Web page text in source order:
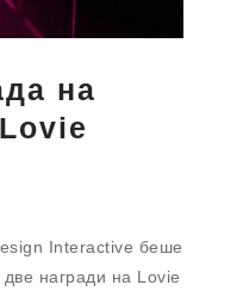
на
Interactive беше
награди на Lovie